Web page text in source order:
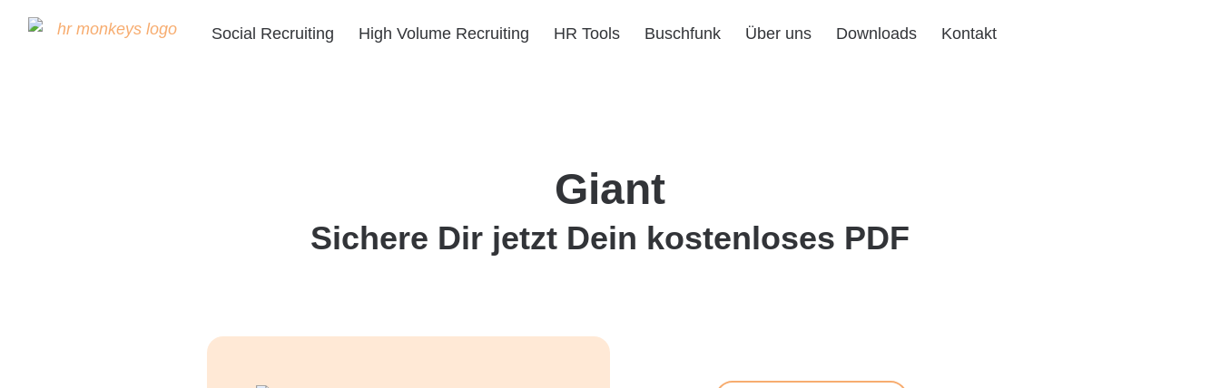
Social Recruiting High Volume Recruiting HR Tools Buschfunk Über uns Downloads Kontakt
Giant
Sichere Dir jetzt Dein kostenloses PDF